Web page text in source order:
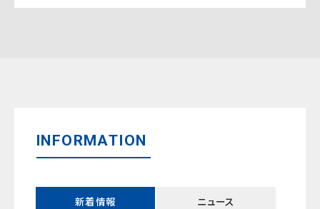
INFORMATION
新着情報 ニュース